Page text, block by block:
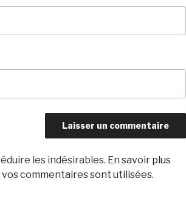
les indésirables. En savoir plus
commentaires sont utilisées.